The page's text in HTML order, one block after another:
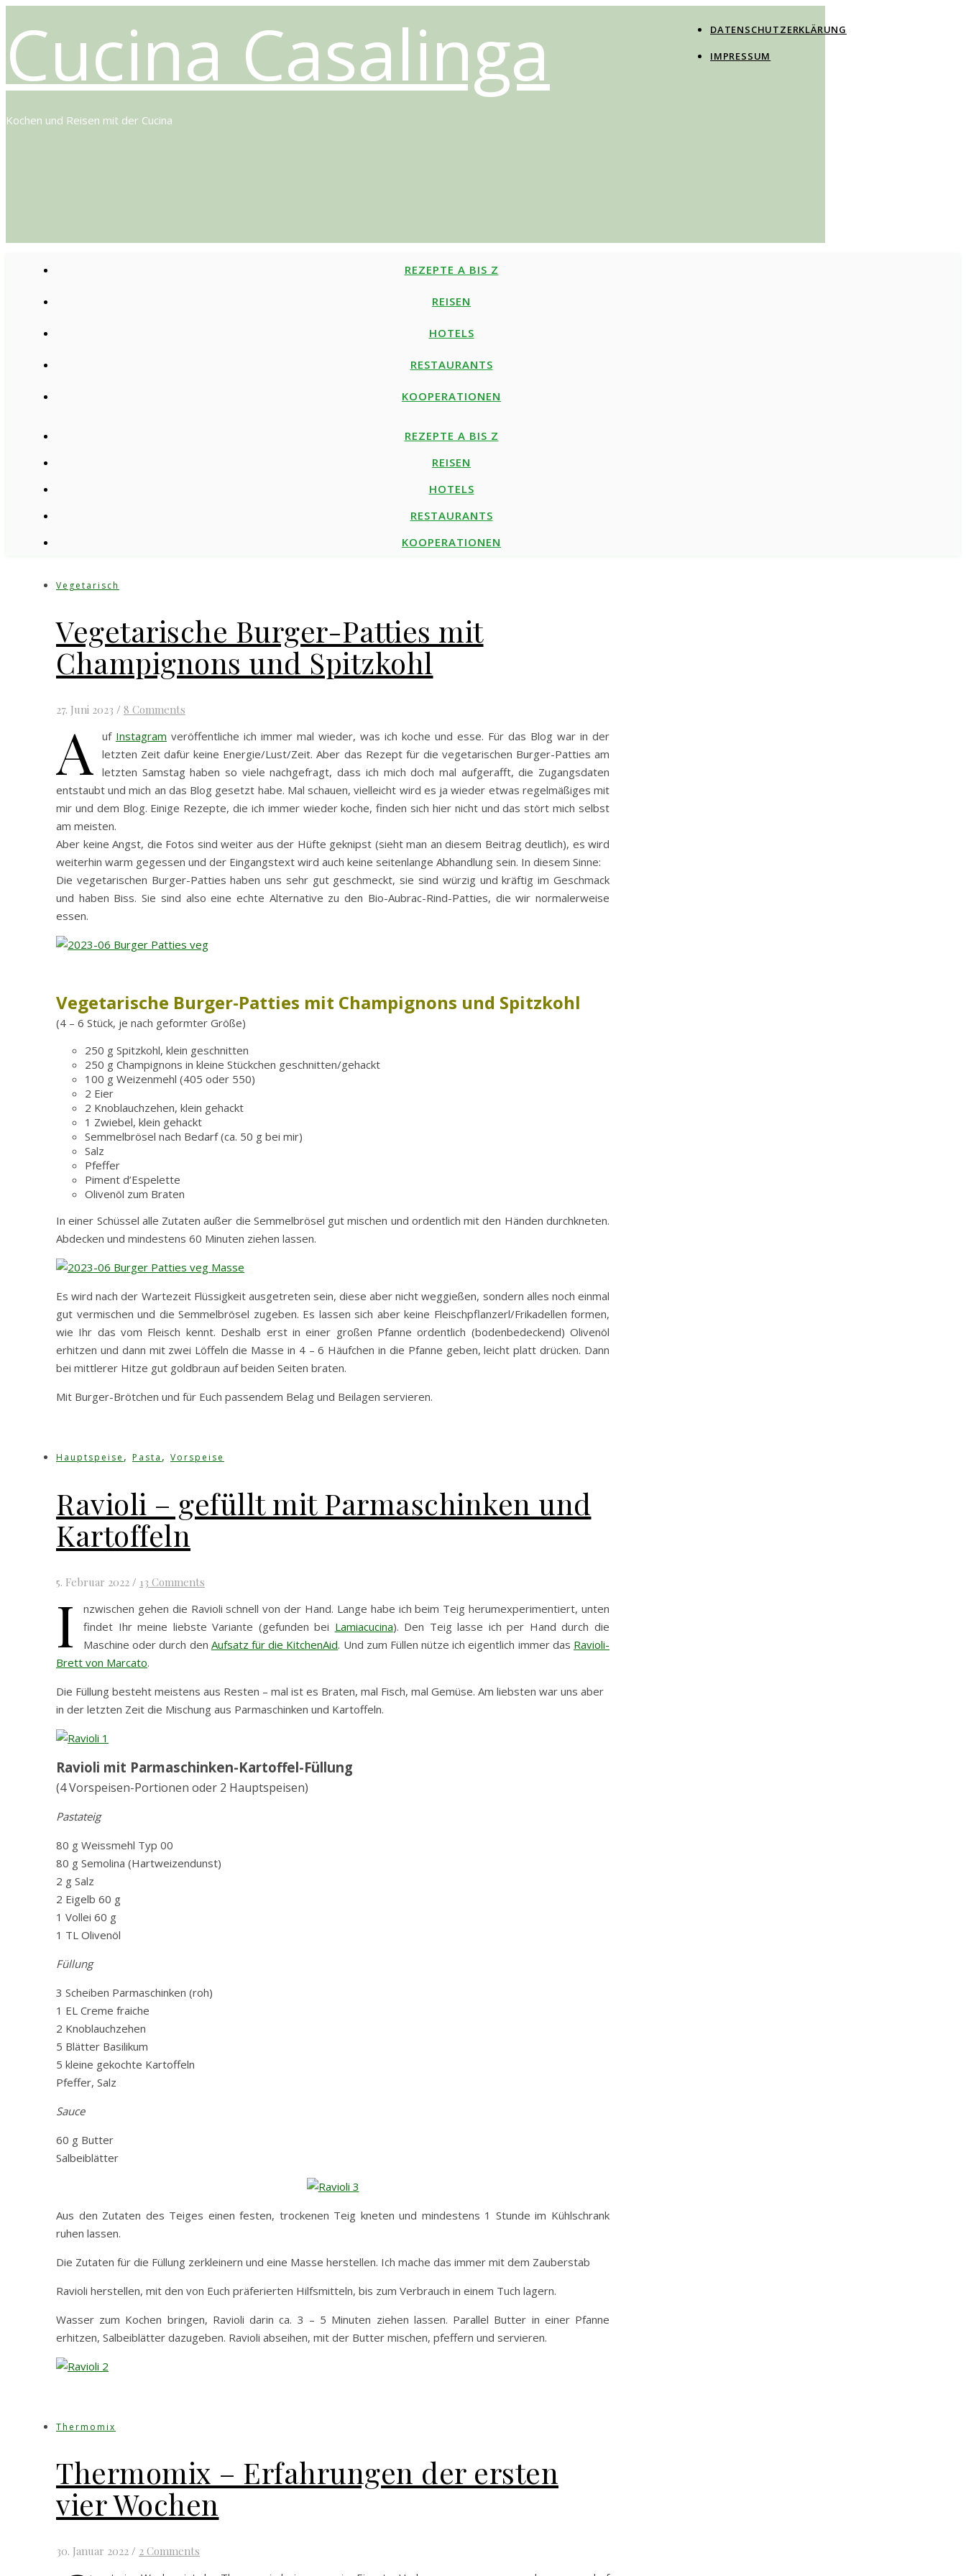
DATENSCHUTZERKLÄRUNG
IMPRESSUM
Cucina Casalinga
Kochen und Reisen mit der Cucina
REZEPTE A BIS Z
REISEN
HOTELS
RESTAURANTS
KOOPERATIONEN
REZEPTE A BIS Z
REISEN
HOTELS
RESTAURANTS
KOOPERATIONEN
Vegetarisch
Vegetarische Burger-Patties mit
Champignons und Spitzkohl
27. Juni 2023 / 8 Comments
A uf Instagram veröffentliche ich immer mal wieder, was ich koche und esse. Für das Blog war in der
letzten Zeit dafür keine Energie/Lust/Zeit. Aber das Rezept für die vegetarischen Burger-Patties am
letzten Samstag haben so viele nachgefragt, dass ich mich doch mal aufgerafft, die Zugangsdaten
entstaubt und mich an das Blog gesetzt habe. Mal schauen, vielleicht wird es ja wieder etwas regelmäßiges mit
mir und dem Blog. Einige Rezepte, die ich immer wieder koche, finden sich hier nicht und das stört mich selbst
am meisten.
Aber keine Angst, die Fotos sind weiter aus der Hüfte geknipst (sieht man an diesem Beitrag deutlich), es wird
weiterhin warm gegessen und der Eingangstext wird auch keine seitenlange Abhandlung sein. In diesem Sinne:
Die vegetarischen Burger-Patties haben uns sehr gut geschmeckt, sie sind würzig und kräftig im Geschmack
und haben Biss. Sie sind also eine echte Alternative zu den Bio-Aubrac-Rind-Patties, die wir normalerweise
essen.
Vegetarische Burger-Patties mit Champignons und Spitzkohl
(4 – 6 Stück, je nach geformter Größe)
250 g Spitzkohl, klein geschnitten
250 g Champignons in kleine Stückchen geschnitten/gehackt
100 g Weizenmehl (405 oder 550)
2 Eier
2 Knoblauchzehen, klein gehackt
1 Zwiebel, klein gehackt
Semmelbrösel nach Bedarf (ca. 50 g bei mir)
Salz
Pfeffer
Piment d’Espelette
Olivenöl zum Braten
In einer Schüssel alle Zutaten außer die Semmelbrösel gut mischen und ordentlich mit den Händen durchkneten.
Abdecken und mindestens 60 Minuten ziehen lassen.
Es wird nach der Wartezeit Flüssigkeit ausgetreten sein, diese aber nicht weggießen, sondern alles noch einmal
gut vermischen und die Semmelbrösel zugeben. Es lassen sich aber keine Fleischpflanzerl/Frikadellen formen,
wie Ihr das vom Fleisch kennt. Deshalb erst in einer großen Pfanne ordentlich (bodenbedeckend) Olivenöl
erhitzen und dann mit zwei Löffeln die Masse in 4 – 6 Häufchen in die Pfanne geben, leicht platt drücken. Dann
bei mittlerer Hitze gut goldbraun auf beiden Seiten braten.
Mit Burger-Brötchen und für Euch passendem Belag und Beilagen servieren.
Hauptspeise , Pasta , Vorspeise
Ravioli – gefüllt mit Parmaschinken und
Kartoffeln
5. Februar 2022 / 13 Comments
I
nzwischen gehen die Ravioli schnell von der Hand. Lange habe ich beim Teig herumexperimentiert, unten
findet Ihr meine liebste Variante (gefunden bei Lamiacucina). Den Teig lasse ich per Hand durch die
Maschine oder durch den Aufsatz für die KitchenAid. Und zum Füllen nütze ich eigentlich immer das Ravioli-
Brett von Marcato.
Die Füllung besteht meistens aus Resten – mal ist es Braten, mal Fisch, mal Gemüse. Am liebsten war uns aber
in der letzten Zeit die Mischung aus Parmaschinken und Kartoffeln.
Ravioli mit Parmaschinken-Kartoffel-Füllung
(4 Vorspeisen-Portionen oder 2 Hauptspeisen)
Pastateig
80 g Weissmehl Typ 00
80 g Semolina (Hartweizendunst)
2 g Salz
2 Eigelb 60 g
1 Vollei 60 g
1 TL Olivenöl
Füllung
3 Scheiben Parmaschinken (roh)
1 EL Creme fraiche
2 Knoblauchzehen
5 Blätter Basilikum
5 kleine gekochte Kartoffeln
Pfeffer, Salz
Sauce
60 g Butter
Salbeiblätter
Aus den Zutaten des Teiges einen festen, trockenen Teig kneten und mindestens 1 Stunde im Kühlschrank
ruhen lassen.
Die Zutaten für die Füllung zerkleinern und eine Masse herstellen. Ich mache das immer mit dem Zauberstab
Ravioli herstellen, mit den von Euch präferierten Hilfsmitteln, bis zum Verbrauch in einem Tuch lagern.
Wasser zum Kochen bringen, Ravioli darin ca. 3 – 5 Minuten ziehen lassen. Parallel Butter in einer Pfanne
erhitzen, Salbeiblätter dazugeben. Ravioli abseihen, mit der Butter mischen, pfeffern und servieren.
Thermomix
Thermomix – Erfahrungen der ersten
vier Wochen
30. Januar 2022 / 2 Comments